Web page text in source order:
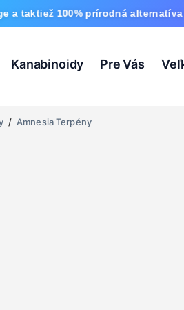
prírodná alternatíva HHC a
Kanabinoidy Pre Vás
/ Amnesia Terpény